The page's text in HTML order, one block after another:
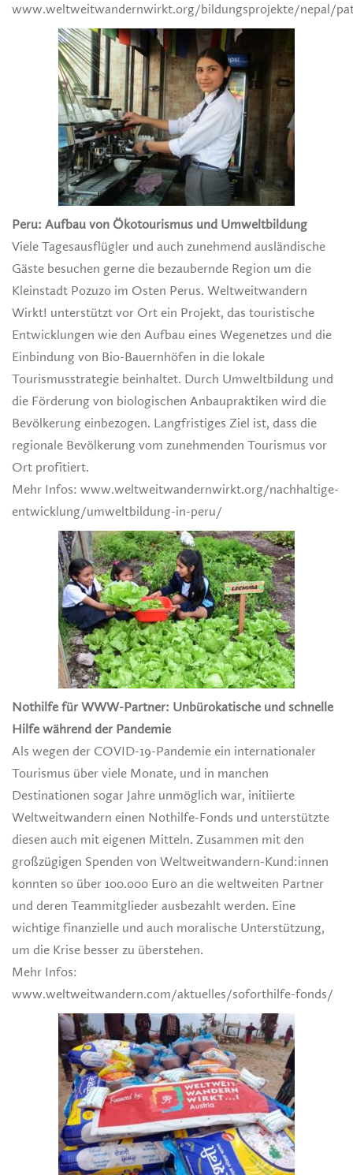
www.weltweitwandernwirkt.org/bildungsprojekte/nepal/
Peru: Aufbau von Ökotourismus und Umweltbildung
Viele Tagesausflügler und auch zunehmend ausländische
Gäste besuchen gerne die bezaubernde Region um die
Kleinstadt Pozuzo im Osten Perus. Weltweitwandern
Wirkt! unterstützt vor Ort ein Projekt, das touristische
Entwicklungen wie den Aufbau eines Wegenetzes und die
Einbindung von Bio-Bauernhöfen in die lokale
Tourismusstrategie beinhaltet. Durch Umweltbildung und
die Förderung von biologischen Anbaupraktiken wird die
Bevölkerung einbezogen. Langfristiges Ziel ist, dass die
regionale Bevölkerung vom zunehmenden Tourismus vor
Ort profitiert.
Mehr Infos: www.weltweitwandernwirkt.org/nachhaltige-
entwicklung/umweltbildung-in-peru/
Nothilfe für WWW-Partner: Unbürokatische und schnelle
Hilfe während der Pandemie
Als wegen der COVID-19-Pandemie ein internationaler
Tourismus über viele Monate, und in manchen
Destinationen sogar Jahre unmöglich war, initiierte
Weltweitwandern einen Nothilfe-Fonds und unterstützte
diesen auch mit eigenen Mitteln. Zusammen mit den
großzügigen Spenden von Weltweitwandern-Kund:innen
konnten so über 100.000 Euro an die weltweiten Partner
und deren Teammitglieder ausbezahlt werden. Eine
wichtige finanzielle und auch moralische Unterstützung,
um die Krise besser zu überstehen.
Mehr Infos:
www.weltweitwandern.com/aktuelles/soforthilfe-fonds/